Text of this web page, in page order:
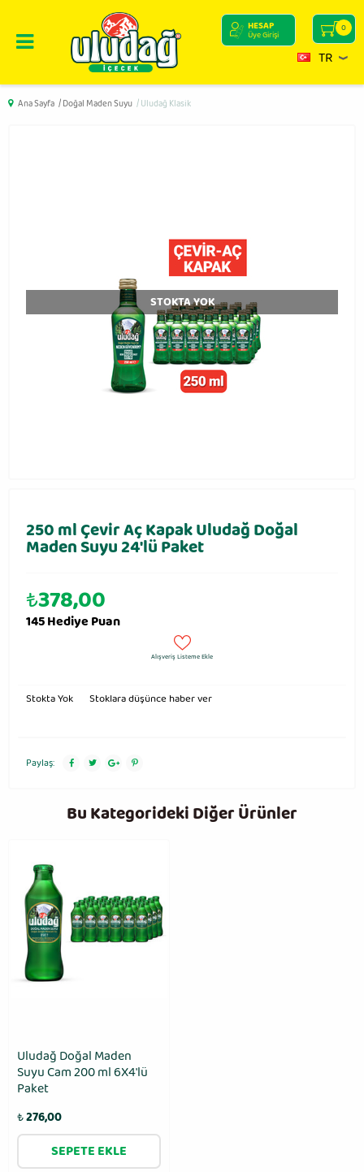
0
HESAP
Üye Girişi
TR
Ana Sayfa / Doğal Maden Suyu / Uludağ Klasik
STOKTA YOK
250 ml Çevir Aç Kapak Uludağ Doğal
Maden Suyu 24'lü Paket
₺378,00
145 Hediye Puan
Alışveriş Listeme Ekle
Stokta Yok Stoklara düşünce haber ver
Paylaş:
Bu Kategorideki Diğer Ürünler
Uludağ Doğal Maden
Suyu Cam 200 ml 6X4′lü
Paket
₺276,00
SEPETE EKLE